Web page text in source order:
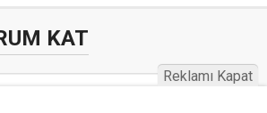
KAT
Reklamı Kapat